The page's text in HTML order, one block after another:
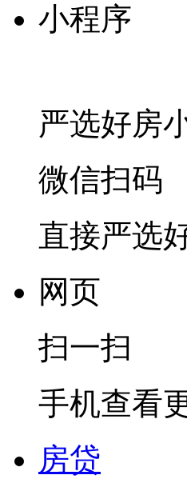
小程序
严选好房
微信扫码
直接严选
网页
扫一扫
手机查看
房贷